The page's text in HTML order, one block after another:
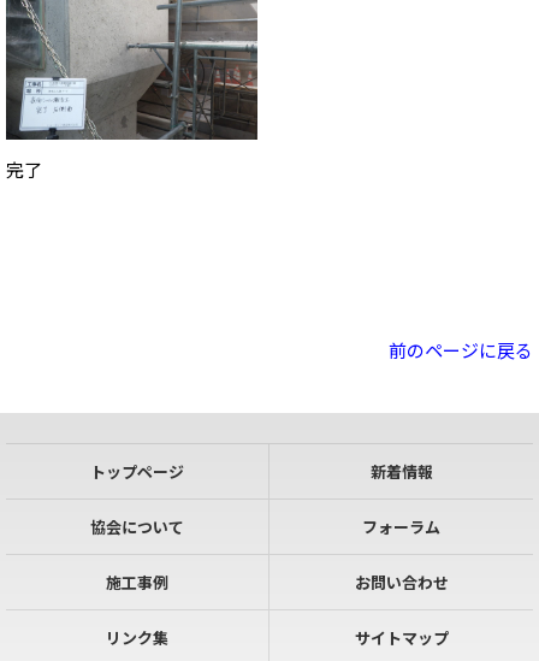
完了
前のページに戻る
トップページ 新着情報
協会について フォーラム
施工事例 お問い合わせ
リンク集 サイトマップ